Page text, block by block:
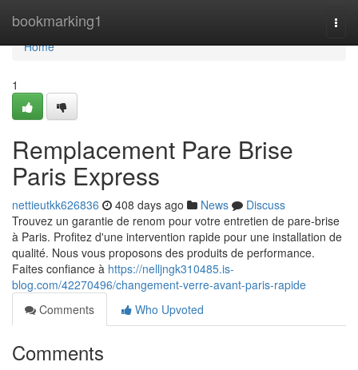
bookmarking1
Home
Home
1
Remplacement Pare Brise
Paris Express
nettieutkk626836 408 days ago News
Discuss
Trouvez un garantie de renom pour votre entretien de pare-brise
à Paris. Profitez d'une intervention rapide pour une installation de
qualité. Nous vous proposons des produits de performance.
Faites confiance à https://nelljngk310485.is-
blog.com/42270496/changement-verre-avant-paris-rapide
Comments
Who Upvoted
Comments